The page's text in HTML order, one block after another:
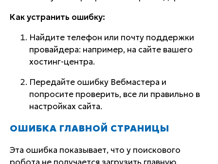
Как устранить ошибку:
Найдите телефон или почту поддержки
провайдера: например, на сайте вашего
хостинг-центра.
Передайте ошибку Вебмастера и
попросите проверить, все ли правильно в
настройках сайта.
ОШИБКА ГЛАВНОЙ СТРАНИЦЫ
Эта ошибка показывает, что у поискового